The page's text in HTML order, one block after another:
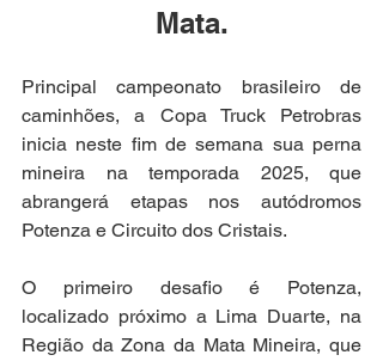
Mata.
Principal campeonato brasileiro de
caminhões, a Copa Truck Petrobras
inicia neste fim de semana sua perna
mineira na temporada 2025, que
abrangerá etapas nos autódromos
Potenza e Circuito dos Cristais.
O primeiro desafio é Potenza,
localizado próximo a Lima Duarte, na
Região da Zona da Mata Mineira, que